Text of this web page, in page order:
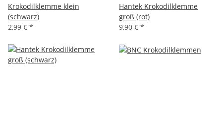
Krokodilklemme klein
(schwarz)
2,99 € *
Hantek Krokodilklemme
groß (rot)
9,90 € *